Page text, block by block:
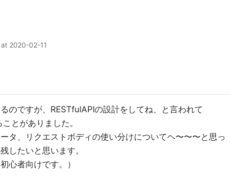
at 2020-02-11
のですが、RESTfulAPIの設計をしてね、と言われて
とがありました。
タ、リクエストボディの使い分けについてヘ〜〜〜と思っ
したいと思います。
心者向けです。）